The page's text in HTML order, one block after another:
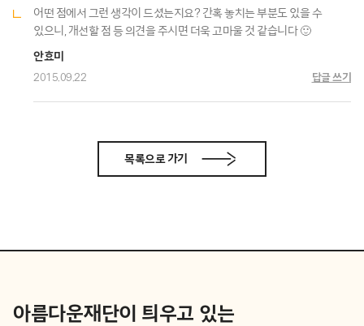
어떤 점에서 그런 생각이 드셨는지요? 간혹 놓치는 부분도 있을 수
있으니, 개선할 점 등 의견을 주시면 더욱 고마울 것 같습니다 🙂
안효미
2015.09.22 답글 쓰기
목록으로 가기
아름다운재단이 틔우고 있는